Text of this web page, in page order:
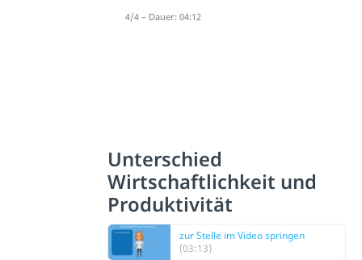
Unterschied
Wirtschaftlichkeit und
Produktivität
zur Stelle im Video springen
(03:13)
4/4 – Dauer: 04:12